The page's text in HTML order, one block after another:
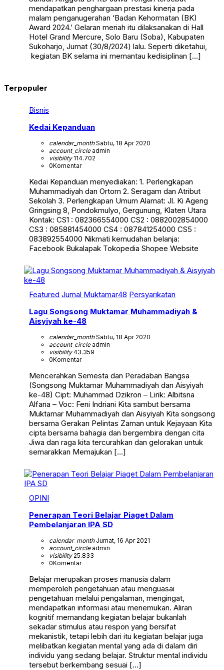
mendapatkan penghargaan prestasi kinerja pada
malam penganugerahan ‘Badan Kehormatan (BK)
Award 2024.’ Gelaran meriah itu dilaksanakan di Hall
Hotel Grand Mercure, Solo Baru (Soba), Kabupaten
Sukoharjo, Jumat (30/8/2024) lalu. Seperti diketahui,
kegiatan BK selama ini memantau kedisiplinan […]
Terpopuler
Bisnis
Kedai Kepanduan
calendar_monthSabtu, 18 Apr 2020
account_circleadmin
visibility114.702
0Komentar
Kedai Kepanduan menyediakan: 1. Perlengkapan
Muhammadiyah dan Ortom 2. Seragam dan Atribut
Sekolah 3. Perlengkapan Umum Alamat: Jl. Ki Ageng
Gringsing 8, Pondokmulyo, Gergunung, Klaten Utara
Kontak: CS1 : 082366554000 CS2 : 0882002854000
CS3 : 085881454000 CS4 : 087841254000 CS5 :
083892554000 Nikmati kemudahan belanja:
Facebook Bukalapak Tokopedia Shopee Website
Featured Jurnal Muktamar48 Persyarikatan
Lagu Songsong Muktamar Muhammadiyah &
Aisyiyah ke-48
calendar_monthSabtu, 18 Apr 2020
account_circleadmin
visibility43.359
0Komentar
Mencerahkan Semesta dan Peradaban Bangsa
(Songsong Muktamar Muhammadiyah dan Aisyiyah
ke-48) Cipt: Muhammad Dzikron – Lirik: Albitsna
Alfana – Voc: Feni Indriani Kita sambut bersama
Muktamar Muhammadiyah dan Aisyiyah Kita songsong
bersama Gerakan Pelintas Zaman untuk Kejayaan Kita
cipta bersama bahagia dan bergembira dengan cita
Jiwa dan raga kita tercurahkan dan gelorakan untuk
semarakkan Memajukan […]
OPINI
Penerapan Teori Belajar Piaget Dalam
Pembelanjaran IPA SD
calendar_monthJumat, 16 Apr 2021
account_circleadmin
visibility25.833
0Komentar
Belajar merupakan proses manusia dalam
memperoleh pengetahuan atau menguasai
pengetahuan melalui pengalaman, mengingat,
mendapatkan informasi atau menemukan. Aliran
kognitif memandang kegiatan belajar bukanlah
sekadar stimulus atau respon yang bersifat
mekanistik, tetapi lebih dari itu kegiatan belajar juga
melibatkan kegiatan mental yang ada di dalam diri
individu yang sedang belajar. Struktur mental individu
tersebut berkembang sesuai […]